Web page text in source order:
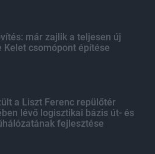
már zajlik a teljesen új
Kelet csomópont építése
a Liszt Ferenc repülőtér
lévő logisztikai bázis út- és
fejlesztése